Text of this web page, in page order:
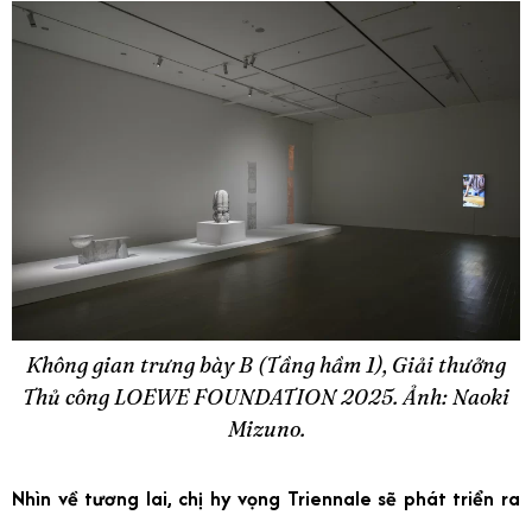
Không gian trưng bày B (Tầng hầm 1), Giải thưởng
Thủ công LOEWE FOUNDATION 2025. Ảnh: Naoki
Mizuno.
Nhìn về tương lai, chị hy vọng Triennale sẽ phát triển ra